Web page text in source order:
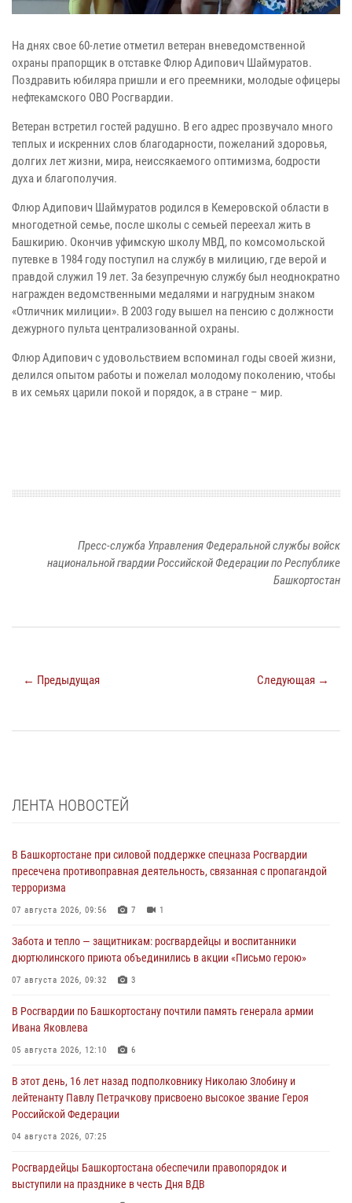
На днях свое 60-летие отметил ветеран вневедомственной
охраны прапорщик в отставке Флюр Адипович Шаймуратов.
Поздравить юбиляра пришли и его преемники, молодые офицеры
нефтекамского ОВО Росгвардии.
Ветеран встретил гостей радушно. В его адрес прозвучало много
теплых и искренних слов благодарности, пожеланий здоровья,
долгих лет жизни, мира, неиссякаемого оптимизма, бодрости
духа и благополучия.
Флюр Адипович Шаймуратов родился в Кемеровской области в
многодетной семье, после школы с семьей переехал жить в
Башкирию. Окончив уфимскую школу МВД, по комсомольской
путевке в 1984 году поступил на службу в милицию, где верой и
правдой служил 19 лет. За безупречную службу был неоднократно
награжден ведомственными медалями и нагрудным знаком
«Отличник милиции». В 2003 году вышел на пенсию с должности
дежурного пульта централизованной охраны.
Флюр Адипович с удовольствием вспоминал годы своей жизни,
делился опытом работы и пожелал молодому поколению, чтобы
в их семьях царили покой и порядок, а в стране – мир.
Пресс-служба Управления Федеральной службы войск
национальной гвардии Российской Федерации по Республике
Башкортостан
← Предыдущая Следующая →
ЛЕНТА НОВОСТЕЙ
В Башкортостане при силовой поддержке спецназа Росгвардии
пресечена противоправная деятельность, связанная с пропагандой
терроризма
07 августа 2026, 09:56 7 1
Забота и тепло — защитникам: росгвардейцы и воспитанники
дюртюлинского приюта объединились в акции «Письмо герою»
07 августа 2026, 09:32 3
В Росгвардии по Башкортостану почтили память генерала армии
Ивана Яковлева
05 августа 2026, 12:10 6
В этот день, 16 лет назад подполковнику Николаю Злобину и
лейтенанту Павлу Петрачкову присвоено высокое звание Героя
Российской Федерации
04 августа 2026, 07:25
Росгвардейцы Башкортостана обеспечили правопорядок и
выступили на празднике в честь Дня ВДВ